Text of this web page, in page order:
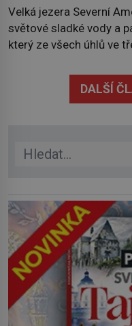
Velká jezera Severní
světové sladké vody a
který ze všech úhlů ve
premiéře jej uvidíte na
července. HořejšíDALŠÍ